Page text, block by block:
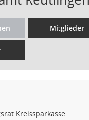
Mitglieder
Kreissparkasse